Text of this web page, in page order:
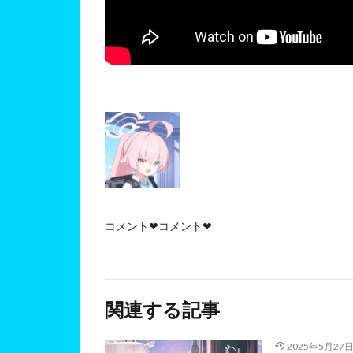
コメント❤コメント❤
関連する記事
2025年5月27日